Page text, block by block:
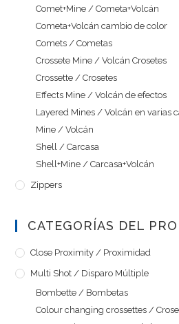
Comet+Mine / Cometa+Volcán
Cometa+Volcán cambio de color
Comets / Cometas
Crossete Mine / Volcán Crosetes
Crossette / Crosetes
Effects Mine / Volcán de efectos
Layered Mines / Volcán en varias
Mine / Volcán
Shell / Carcasa
Shell+Mine / Carcasa+Volcán
Zippers
CATEGORÍAS DEL
Close Proximity / Proximidad
Multi Shot / Disparo Múltiple
Bombette / Bombetas
Colour changing crossettes /